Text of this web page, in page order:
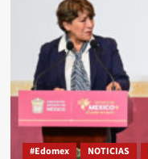
#Edomex NOTICIAS